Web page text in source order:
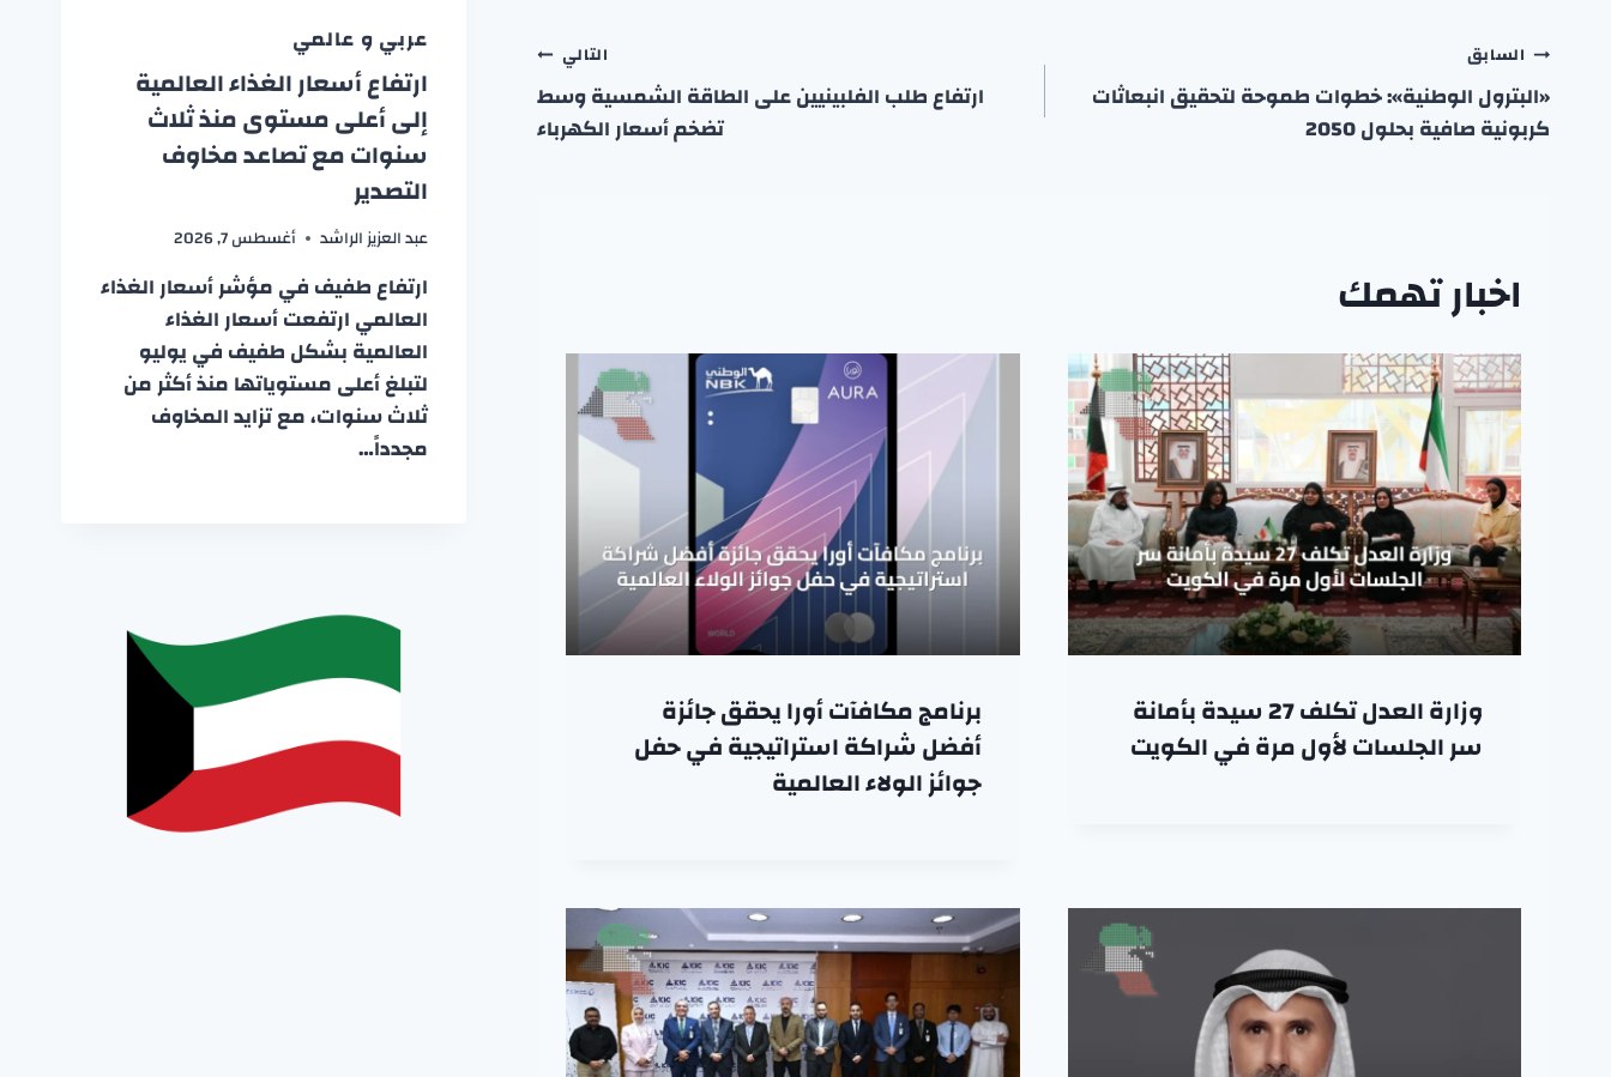
تصفّح
المقالات
السابق
«البترول الوطنية»: خطوات طموحة لتحقيق انبعاثات
كربونية صافية بحلول 2050
التالي
ارتفاع طلب الفلبينيين على الطاقة الشمسية وسط
تضخم أسعار الكهرباء
اخبار تهمك
وزارة العدل تكلف 27 سيدة بأمانة
سر الجلسات لأول مرة في الكويت
برنامج مكافآت أورا يحقق جائزة
أفضل شراكة استراتيجية في حفل
جوائز الولاء العالمية
عربي و عالمي
ارتفاع أسعار الغذاء العالمية
إلى أعلى مستوى منذ ثلاث
سنوات مع تصاعد مخاوف
التصدير
عبد العزيز الراشد أغسطس 7, 2026
ارتفاع طفيف في مؤشر أسعار الغذاء
العالمي ارتفعت أسعار الغذاء
العالمية بشكل طفيف في يوليو
لتبلغ أعلى مستوياتها منذ أكثر من
ثلاث سنوات، مع تزايد المخاوف
مجدداً…